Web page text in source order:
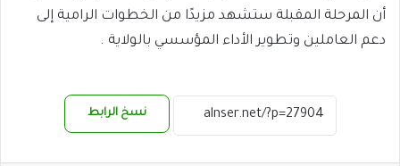
أن المرحلة المقبلة ستشهد مزيدًا من الخطوات الرامية إلى
دعم العاملين وتطوير الأداء المؤسسي بالولاية .
نسخ الرابط